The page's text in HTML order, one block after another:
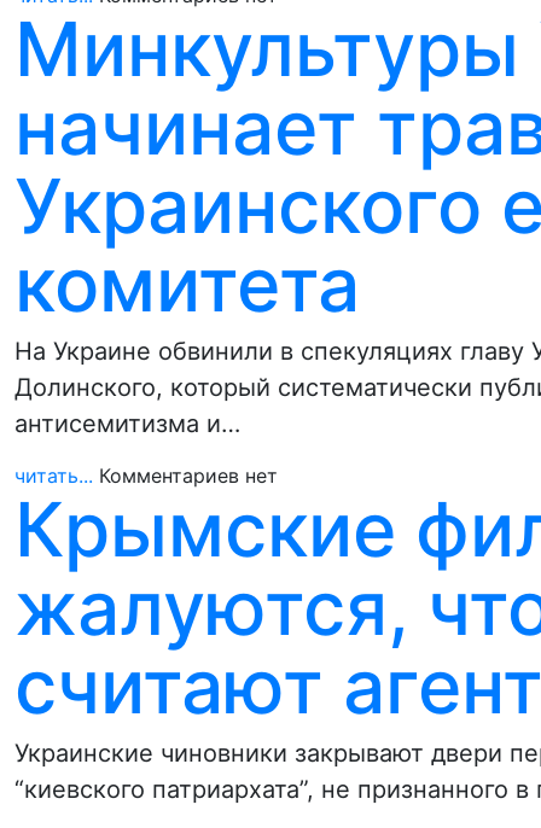
начинает
Украинского
комитета
На Украине обвинили в спекуляциях главу
Долинского, который систематически
антисемитизма и…
читать... Комментариев нет
Крымские
жалуются,
считают
Украинские чиновники закрывают двери
“киевского патриархата”, не